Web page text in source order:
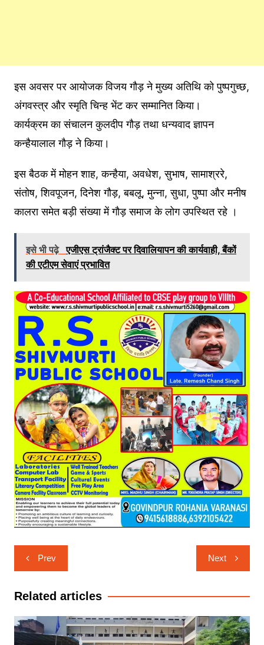
इस अवसर पर आयोजक विजय गौड़ ने मुख्य अतिथि को पुष्पगुच्छ,
अंगवस्त्र और स्मृति चिन्ह भेंट कर सम्मानित किया।
कार्यक्रम का संचालन कुलदीप गौड़ तथा धन्यवाद ज्ञापन
कन्हैयालाल गौड़ ने किया।
इस बैठक में मोहन शाह, कन्हैया, अवधेश, सुभाष, सामाश्ररे,
संतोष, शिवपूजन, दिनेश गौड़, बबलू, मुन्ना, सुधा, पुष्पा और मनीष
कालरा समेत बड़ी संख्या में गौड़ समाज के लोग उपस्थित रहे ।
इसे भी पढ़े एजीएस ट्रांजैक्ट पर दिवालियापन की कार्यवाही, बैंकों
की एटीएम सेवाएं प्रभावित
Post
navigation
Prev Next
Related articles